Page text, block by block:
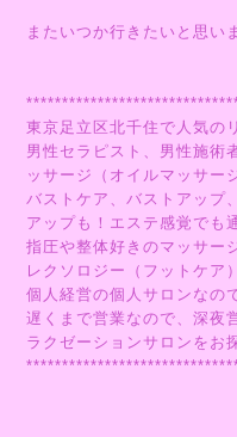
またいつか行きたいと思い
東京足立区北千住で人気の
男性セラピスト、男性施術
ッサージ（オイルマッサー
バストケア、バストアップ
アップも！エステ感覚でも
指圧や整体好きのマッサー
レクソロジー（フットケア
個人経営の個人サロンなの
遅くまで営業なので、深夜
ラクゼーションサロンをお